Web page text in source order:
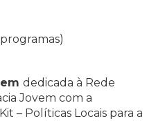
dedicada à Rede
Jovem com a
– Políticas Locais para a